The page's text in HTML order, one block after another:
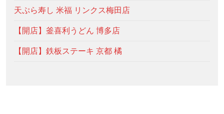
天ぷら寿し 米福 リンクス梅田店
【開店】釜喜利うどん 博多店
【開店】鉄板ステーキ 京都 橘